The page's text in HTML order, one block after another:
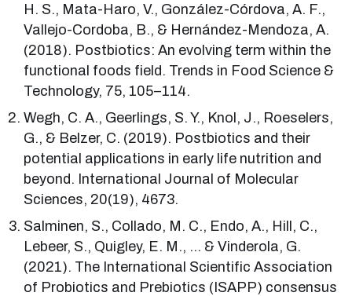
H. S., Mata-Haro, V., González-Córdova, A. F.,
Vallejo-Cordoba, B., & Hernández-Mendoza, A.
(2018). Postbiotics: An evolving term within the
functional foods field. Trends in Food Science &
Technology, 75, 105–114.
Wegh, C. A., Geerlings, S. Y., Knol, J., Roeselers,
G., & Belzer, C. (2019). Postbiotics and their
potential applications in early life nutrition and
beyond. International Journal of Molecular
Sciences, 20(19), 4673.
Salminen, S., Collado, M. C., Endo, A., Hill, C.,
Lebeer, S., Quigley, E. M., … & Vinderola, G.
(2021). The International Scientific Association
of Probiotics and Prebiotics (ISAPP) consensus